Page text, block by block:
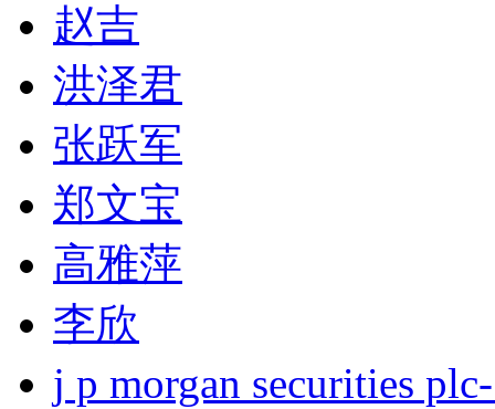
赵吉
洪泽君
张跃军
郑文宝
高雅萍
李欣
j p morgan securities